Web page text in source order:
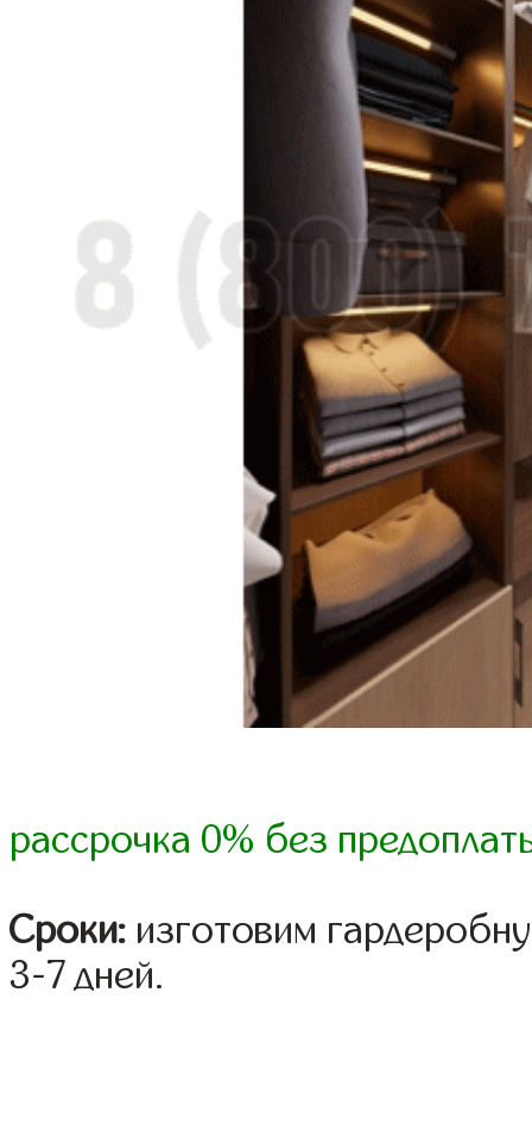
рассрочка 0% без
Сроки: изготовим
3-7 дней.